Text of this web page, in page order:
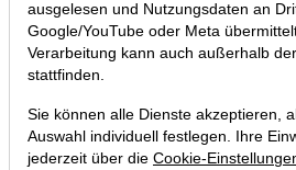
19.12.2019 um 12:35 Uhr | A. Zehetner
ausgelesen und Nutzungsdaten an
Google/YouTube oder Meta
Verarbeitung kann auch außerhalb
stattfinden.
Sie können alle Dienste akzeptieren,
Auswahl individuell festlegen. Ihre
jederzeit über die Cookie-